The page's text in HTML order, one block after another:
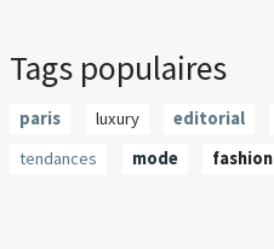
Tags populaires
paris luxury editorial
tendances
mode fashion